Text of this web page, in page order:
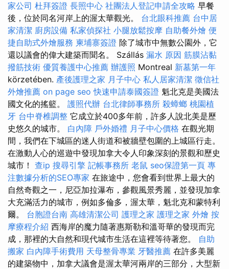
家公司 杜拜簽證 長照中心 社團法人登記申請全攻略 早餐
後，位於同名河岸上的渥太華觀光。 台北眼科推薦 台中居
家清潔 廚房設備 私家偵探社 小腿放鬆按摩 自助餐外燴 便
捷自助式外燴服務 柬埔寨簽證 除了城市中無數公園外，它
還以議會的偉大建築而聞名。 Szállás 漏水 原因 筋膜沾黏
撥筋技術 優質養護中心推薦 辦護照 Montreal 新墓第一年
körzetében. 產後護理之家 月子中心 私人居家清潔 徵信社
外燴推薦 on page seo 快速申請泰國簽證 魁北克是美國法
國文化的搖籃。 護照代辦 台北律師事務所 殺蟑螂 桃園植
牙 台中脊椎調整 它成立於400多年前，許多人說北美是歷
史悠久的城市。 白內障 戶外婚禮 月子中心價格 在觀光期
間，我們在下城區的迷人街道和被牆壁包圍的上城區行走。
在激動人心的巡遊中發現加拿大令人印象深刻的景觀和歷史
城市！ 查ip 搜尋引擎 記帳事務所 老鼠 seo保證第一頁 專
注數據分析的SEO專家 在旅途中，您會看到世界上最大的
自然奇觀之一，尼亞加拉瀑布，參觀風景秀麗，並發現加拿
大充滿活力的城市，例如多倫多，渥太華，魁北克和蒙特利
爾。 台胞證台南 高雄清潔公司 護理之家 護理之家 外燴 按
摩療程介紹 西海岸的魔力隨著惠斯勒和溫哥華的發現而完
成，那裡的大自然和現代城市生活在這裡等待著您。 自助
搬家 白內障手術費用 天母整骨專業 牙醫推薦 在許多美麗
的建築物中，加拿大議會是渥太華河兩岸的三部分，大型新